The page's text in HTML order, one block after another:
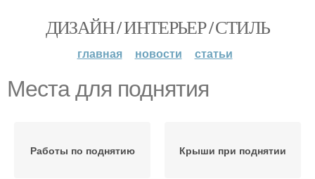
ДИЗАЙН / ИНТЕРЬЕР / СТИЛЬ
главная новости статьи
Места для поднятия
Работы по поднятию Крыши при поднятии